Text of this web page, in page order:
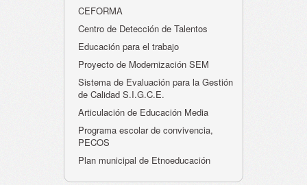
CEFORMA
Centro de Detección de Talentos
Educación para el trabajo
Proyecto de Modernización SEM
Sistema de Evaluación para la Gestión
de Calidad S.I.G.C.E.
Articulación de Educación Media
Programa escolar de convivencia,
PECOS
Plan municipal de Etnoeducación